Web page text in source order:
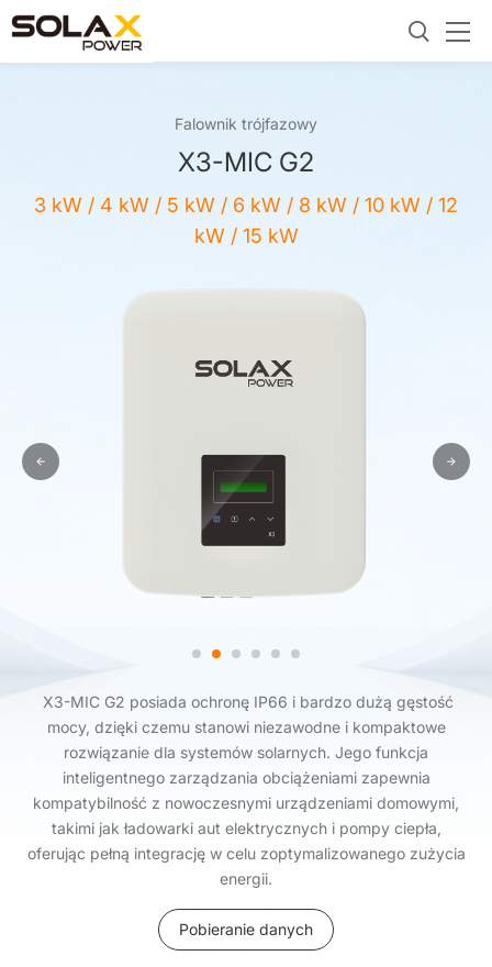
Falownik trójfazowy
X3-MIC G2
3 kW / 4 kW / 5 kW / 6 kW / 8 kW / 10 kW / 12
kW / 15 kW
X3-MIC G2 posiada ochronę IP66 i bardzo dużą gęstość
mocy, dzięki czemu stanowi niezawodne i kompaktowe
rozwiązanie dla systemów solarnych. Jego funkcja
inteligentnego zarządzania obciążeniami zapewnia
kompatybilność z nowoczesnymi urządzeniami domowymi,
takimi jak ładowarki aut elektrycznych i pompy ciepła,
oferując pełną integrację w celu zoptymalizowanego zużycia
energii.
Pobieranie danych